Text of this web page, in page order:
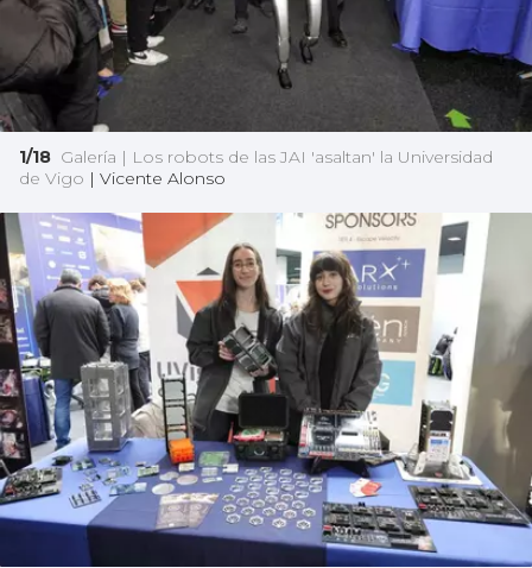
1/18 Galería | Los robots de las JAI 'asaltan' la Universidad
de Vigo | Vicente Alonso